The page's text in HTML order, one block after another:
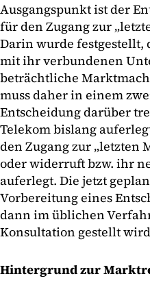
Ausgangspunkt ist der
für den Zugang zur
Darin wurde festgestellt,
mit ihr verbundenen
beträchtliche
muss daher in einem
Entscheidung darüber
Telekom bislang
den Zugang zur „letzten
oder widerruft bzw. ihr
auferlegt. Die jetzt
Vorbereitung eines
dann im üblichen
Konsultation gestellt
Hintergrund zur